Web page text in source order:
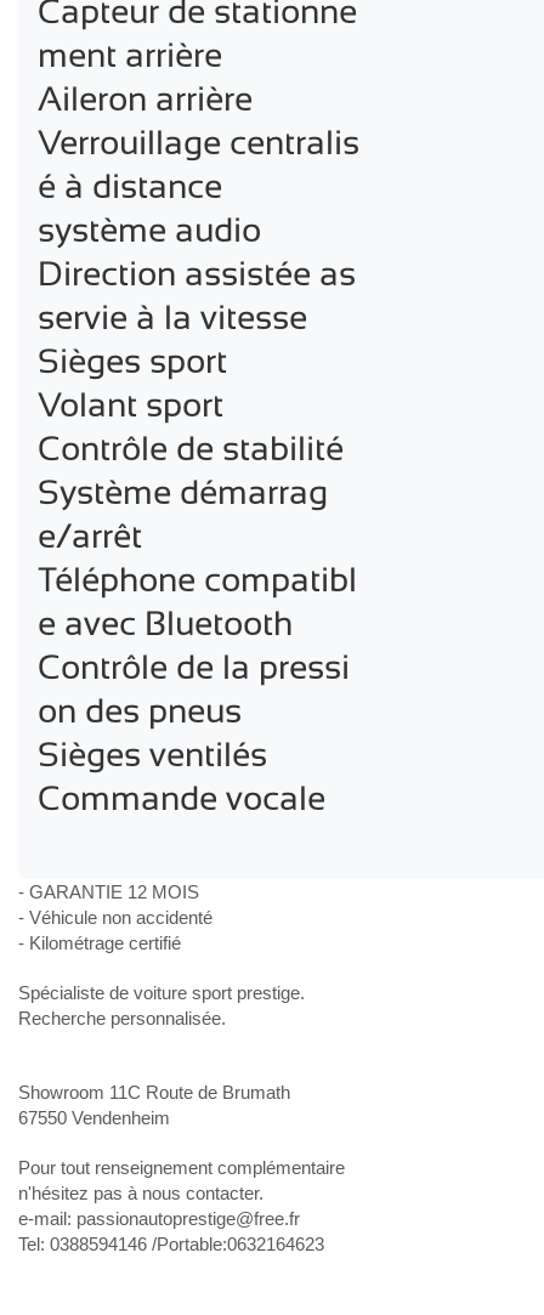
Capteur de stationne
ment arrière
Aileron arrière
Verrouillage centralis
é à distance
système audio
Direction assistée as
servie à la vitesse
Sièges sport
Volant sport
Contrôle de stabilité
Système démarrag
e/arrêt
Téléphone compatibl
e avec Bluetooth
Contrôle de la pressi
on des pneus
Sièges ventilés
Commande vocale
- GARANTIE 12 MOIS
- Véhicule non accidenté
- Kilométrage certifié
Spécialiste de voiture sport prestige.
Recherche personnalisée.
Showroom 11C Route de Brumath
67550 Vendenheim
Pour tout renseignement complémentaire
n'hésitez pas à nous contacter.
e-mail: passionautoprestige@free.fr
Tel: 0388594146 /Portable:0632164623